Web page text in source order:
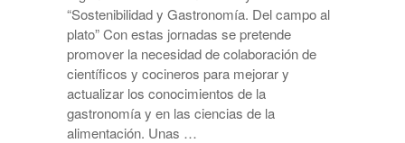
“Sostenibilidad y Gastronomía. Del campo al
plato” Con estas jornadas se pretende
promover la necesidad de colaboración de
científicos y cocineros para mejorar y
actualizar los conocimientos de la
gastronomía y en las ciencias de la
alimentación. Unas …